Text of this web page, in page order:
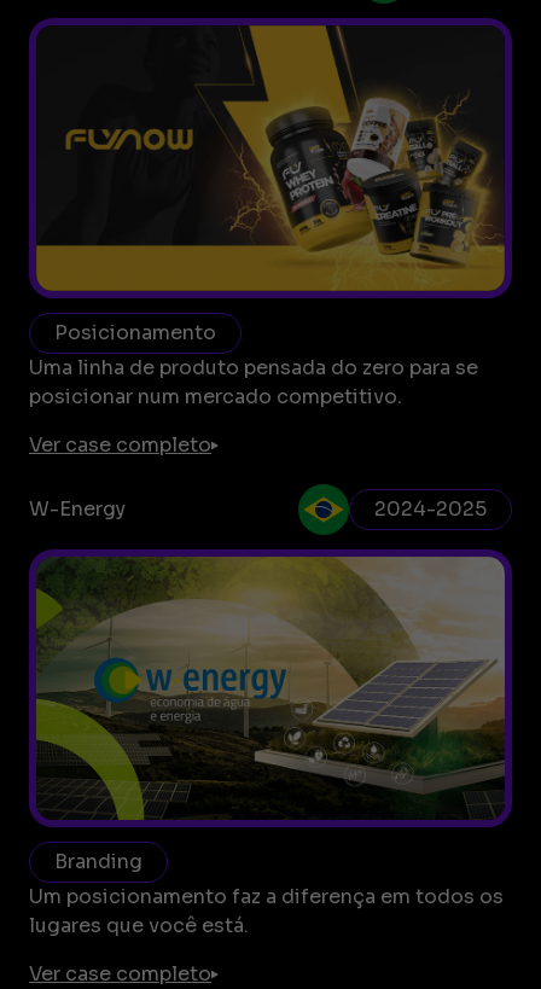
Uma linha de produto pensada do zero para se
posicionar num mercado competitivo.
Posicionamento
Ver case completo
W-Energy 2024-2025
Um posicionamento faz a diferença em todos os
lugares que você está.
Branding
Ver case completo